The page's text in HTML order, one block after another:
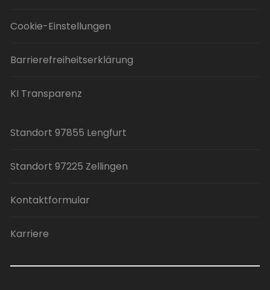
Cookie-Einstellungen
Barrierefreiheitserklärung
KI Transparenz
Standort 97855 Lengfurt
Standort 97225 Zellingen
Kontaktformular
Karriere